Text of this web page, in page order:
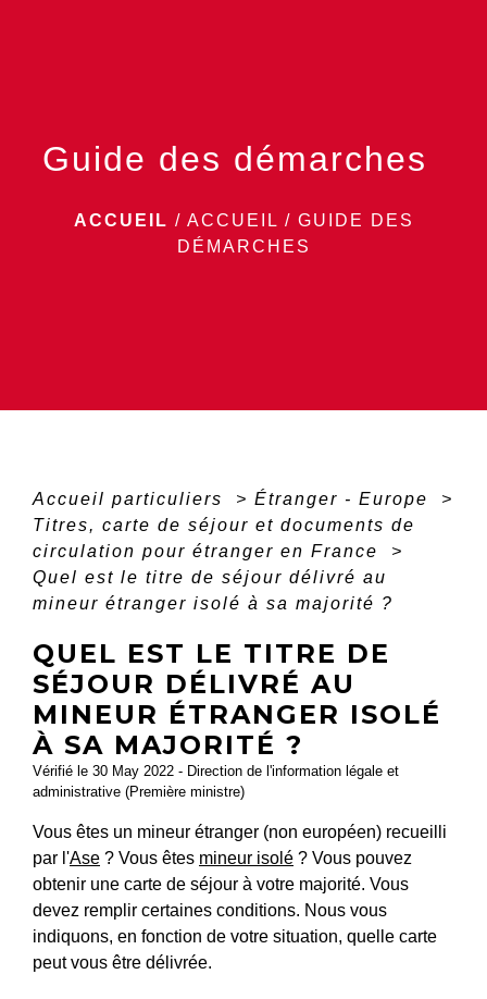
Guide des démarches
ACCUEIL / ACCUEIL / GUIDE DES
DÉMARCHES
Accueil particuliers > Étranger - Europe
>
Titres, carte de séjour et documents de
circulation pour étranger en France
>
Quel est le titre de séjour délivré au
mineur étranger isolé à sa majorité ?
QUEL EST LE TITRE DE
SÉJOUR DÉLIVRÉ AU
MINEUR ÉTRANGER ISOLÉ
À SA MAJORITÉ ?
Vérifié le 30 May 2022 - Direction de l'information légale et
administrative (Première ministre)
Vous êtes un mineur étranger (non européen) recueilli
par l'Ase ? Vous êtes mineur isolé ? Vous pouvez
obtenir une carte de séjour à votre majorité. Vous
devez remplir certaines conditions. Nous vous
indiquons, en fonction de votre situation, quelle carte
peut vous être délivrée.